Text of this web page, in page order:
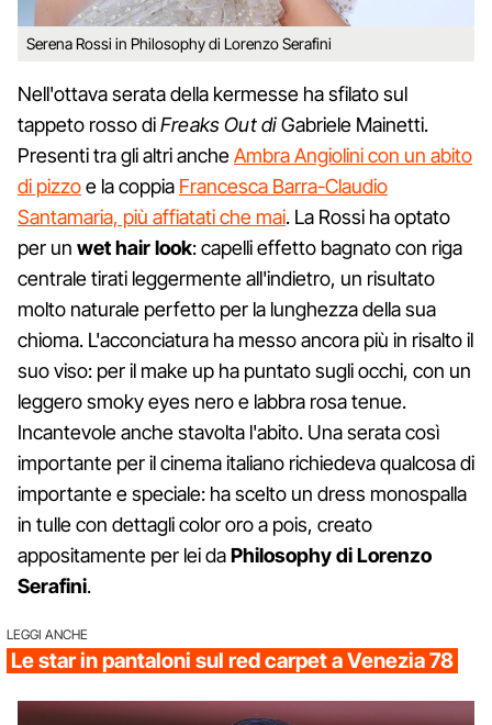
Serena Rossi in Philosophy di Lorenzo Serafini
Nell'ottava serata della kermesse ha sfilato sul
tappeto rosso diFreaks Out diGabriele Mainetti.
Presenti tra gli altri ancheAmbra Angiolini con un abito
di pizzoe la coppia Francesca Barra-Claudio
Santamaria, più affiatati che mai. La Rossi ha optato
per un wet hair look: capelli effetto bagnato con riga
centrale tirati leggermente all'indietro, un risultato
molto naturale perfetto per la lunghezza della sua
chioma. L'acconciatura ha messo ancora più in risalto il
suo viso: per il make up ha puntato sugli occhi, con un
leggero smoky eyes nero e labbra rosa tenue.
Incantevole anche stavolta l'abito. Una serata così
importante per il cinema italiano richiedeva qualcosa di
importante e speciale: ha scelto un dress monospalla
in tulle con dettagli color oro a pois, creato
appositamente per lei daPhilosophy di Lorenzo
Serafini.
LEGGI ANCHE
Le star in pantaloni sul red carpet a Venezia 78